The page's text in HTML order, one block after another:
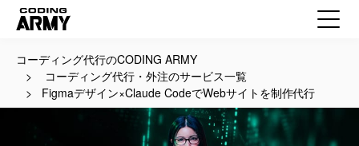
コーディング代行のCODING ARMY
コーディング代行・外注のサービス一覧
Figmaデザイン×Claude CodeでWebサイトを制作代行